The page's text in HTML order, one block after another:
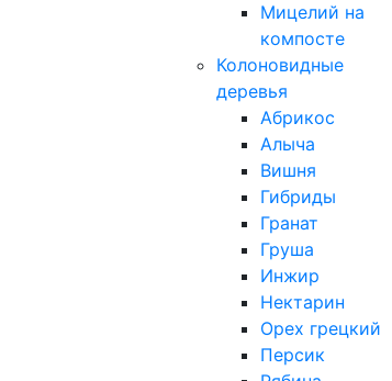
Мицелий на
компосте
Колоновидные
деревья
Абрикос
Алыча
Вишня
Гибриды
Гранат
Груша
Инжир
Нектарин
Орех грецкий
Персик